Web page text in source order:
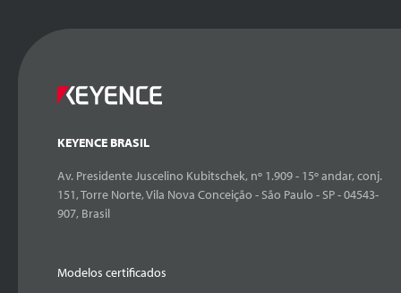
KEYENCE BRASIL
Av. Presidente Juscelino Kubitschek, nº 1.909 - 15º andar, conj.
151, Torre Norte, Vila Nova Conceição - São Paulo - SP - 04543-
907, Brasil
Modelos certificados